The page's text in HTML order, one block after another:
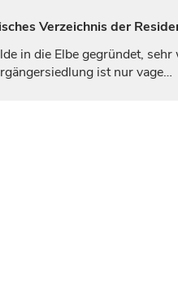
Verzeichnis der
in die Elbe gegründet,
ist nur vage…